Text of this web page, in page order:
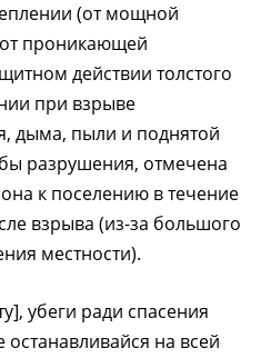
(от мощной
проникающей
действии толстого
при взрыве
дыма, пыли и поднятой
разрушения, отмечена
к поселению в течение
взрыва (из-за большого
местности).
убеги ради спасения
останавливайся на всей